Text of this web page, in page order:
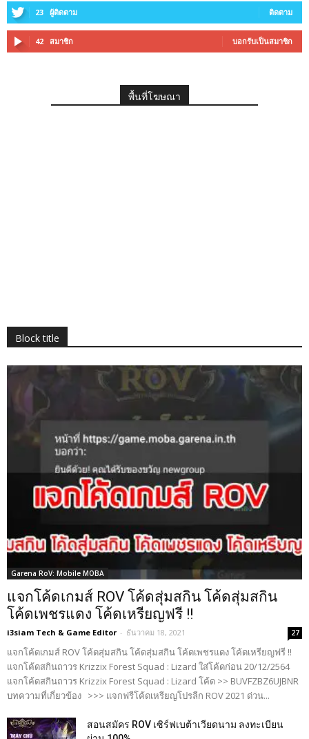
23 ผู้ติดตาม ติดตาม
42 สมาชิก บอกรับเป็นสมาชิก
พื้นที่โฆษณา
Block title
Garena RoV: Mobile MOBA
แจกโค้ดเกมส์ ROV โค้ดสุ่มสกิน โค้ดสุ่มสกิน
โค้ดเพชรแดง โค้ดเหรียญฟรี !!
i3siam Tech & Game Editor - ธันวาคม 18, 2021 27
แจกโค้ดเกมส์ ROV โค้ดสุ่มสกิน โค้ดสุ่มสกิน โค้ดเพชรแดง โค้ดเหรียญฟรี !!
แจกโค้ดสกินถาวร Krizzix Forest Squad : Lizard ใส่โค้ดก่อน 20/12/2564
แจกโค้ดสกินถาวร Krizzix Forest Squad : Lizard โค้ด >> BUVFZBZ6UJBNR
บทความที่เกี่ยวข้อง >>> แจกฟรีโค้ดเหรียญโปรลีก ROV 2021 ด่วน...
สอนสมัคร ROV เซิร์ฟเบต้าเวียดนาม ลงทะเบียน